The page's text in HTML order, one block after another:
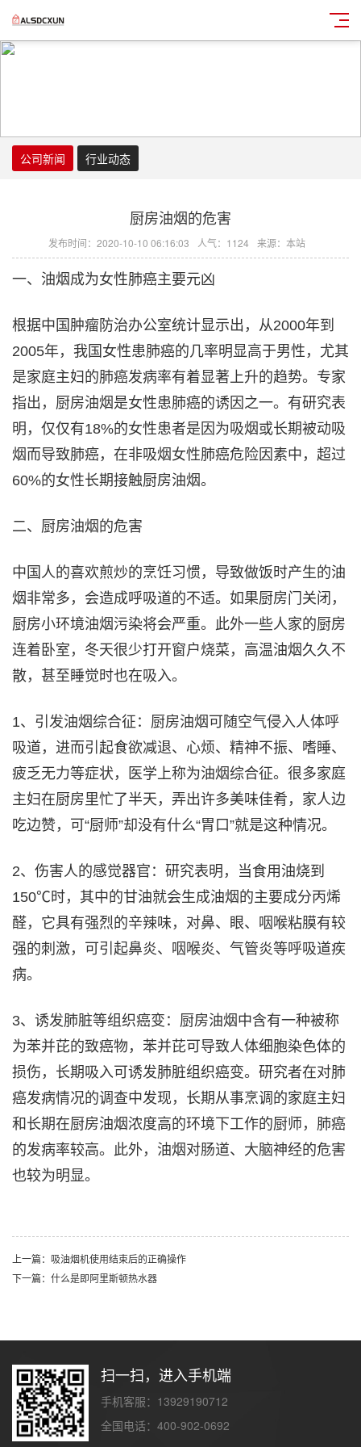
公司新闻 行业动态
厨房油烟的危害
发布时间：2020-10-10 06:16:03 人气：1124 来源：本站
一、油烟成为女性肺癌主要元凶
根据中国肿瘤防治办公室统计显示出，从2000年到
2005年，我国女性患肺癌的几率明显高于男性，尤其
是家庭主妇的肺癌发病率有着显著上升的趋势。专家
指出，厨房油烟是女性患肺癌的诱因之一。有研究表
明，仅仅有18%的女性患者是因为吸烟或长期被动吸
烟而导致肺癌，在非吸烟女性肺癌危险因素中，超过
60%的女性长期接触厨房油烟。
二、厨房油烟的危害
中国人的喜欢煎炒的烹饪习惯，导致做饭时产生的油
烟非常多，会造成呼吸道的不适。如果厨房门关闭，
厨房小环境油烟污染将会严重。此外一些人家的厨房
连着卧室，冬天很少打开窗户烧菜，高温油烟久久不
散，甚至睡觉时也在吸入。
1、引发油烟综合征：厨房油烟可随空气侵入人体呼
吸道，进而引起食欲减退、心烦、精神不振、嗜睡、
疲乏无力等症状，医学上称为油烟综合征。很多家庭
主妇在厨房里忙了半天，弄出许多美味佳肴，家人边
吃边赞，可“厨师”却没有什么“胃口”就是这种情况。
2、伤害人的感觉器官：研究表明，当食用油烧到
150℃时，其中的甘油就会生成油烟的主要成分丙烯
醛，它具有强烈的辛辣味，对鼻、眼、咽喉粘膜有较
强的刺激，可引起鼻炎、咽喉炎、气管炎等呼吸道疾
病。
3、诱发肺脏等组织癌变：厨房油烟中含有一种被称
为苯并芘的致癌物，苯并芘可导致人体细胞染色体的
损伤，长期吸入可诱发肺脏组织癌变。研究者在对肺
癌发病情况的调查中发现，长期从事烹调的家庭主妇
和长期在厨房油烟浓度高的环境下工作的厨师，肺癌
的发病率较高。此外，油烟对肠道、大脑神经的危害
也较为明显。
上一篇：吸油烟机使用结束后的正确操作
下一篇：什么是即阿里斯顿热水器
扫一扫，进入手机端
手机客服：13929190712
全国电话：400-902-0692